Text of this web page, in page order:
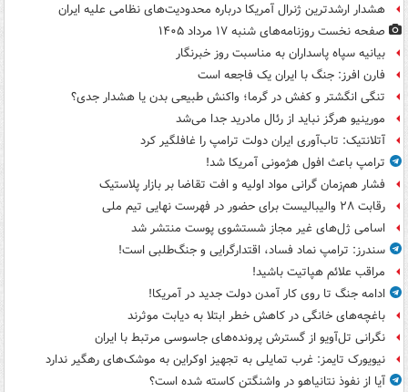
هشدار ارشدترین ژنرال آمریکا درباره محدودیت‌های نظامی علیه ایران
صفحه نخست روزنامه‌های شنبه ۱۷ مرداد ۱۴۰۵
بیانیه سپاه پاسداران به مناسبت روز خبرنگار
فارن افرز: جنگ با ایران یک فاجعه است
تنگی انگشتر و کفش در گرما؛ واکنش طبیعی بدن یا هشدار جدی؟
مورینیو هرگز نباید از رئال مادرید جدا می‌شد
آتلانتیک: تاب‌آوری ایران دولت ترامپ را غافلگیر کرد
ترامپ باعث افول هژمونی آمریکا شد!
فشار هم‌زمان گرانی مواد اولیه و افت تقاضا بر بازار پلاستیک
رقابت ۲۸ والیبالیست برای حضور در فهرست نهایی تیم ملی
اسامی ژل‌های غیر مجاز شستشوی پوست منتشر شد
سندرز: ترامپ نماد فساد، اقتدارگرایی و جنگ‌طلبی است!
مراقب علائم هپاتیت باشید!
ادامه جنگ تا روی کار آمدن دولت جدید در آمریکا!
باغچه‌های خانگی در کاهش خطر ابتلا به دیابت موثرند
نگرانی تل‌آویو از گسترش پرونده‌های جاسوسی مرتبط با ایران
نیویورک تایمز: غرب تمایلی به تجهیز اوکراین به موشک‌های رهگیر ندارد
آیا از نفوذ نتانیاهو در واشنگتن کاسته شده است؟